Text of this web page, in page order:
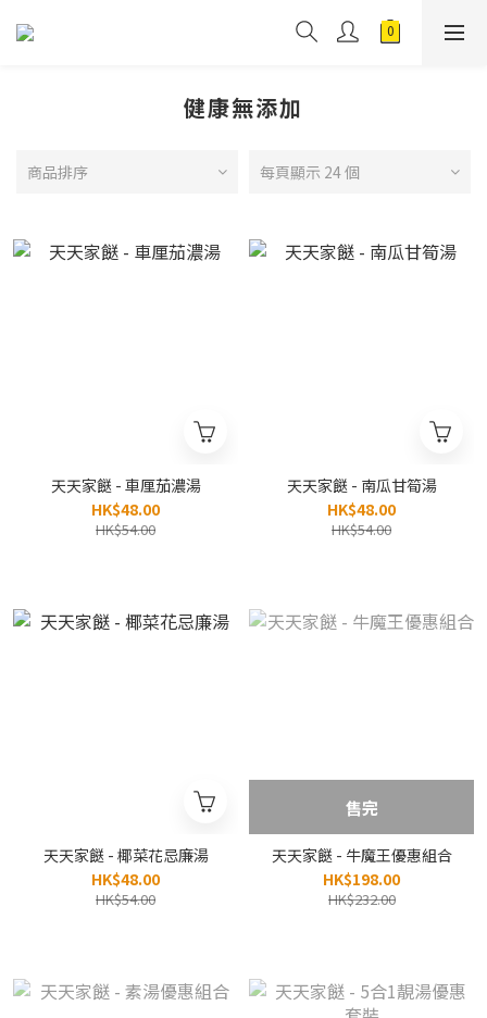
健康無添加
商品排序 每頁顯示 24 個
天天家餸 - 車厘茄濃湯
HK$48.00
HK$54.00
天天家餸 - 南瓜甘筍湯
HK$48.00
HK$54.00
天天家餸 - 椰菜花忌廉湯
HK$48.00
HK$54.00
售完
天天家餸 - 牛魔王優惠組合
HK$198.00
HK$232.00